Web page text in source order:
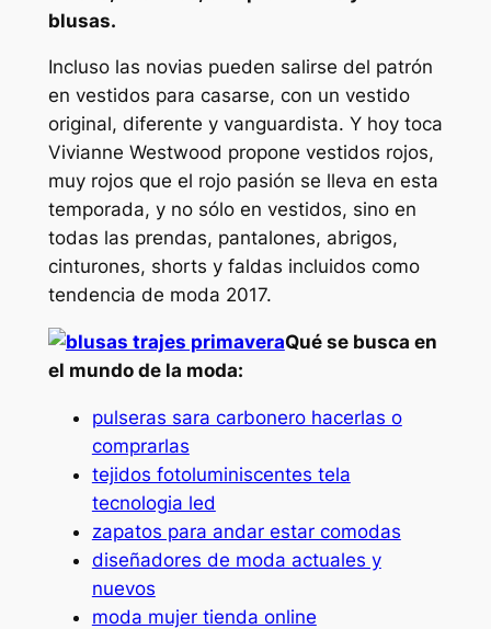
blusas.
Incluso las novias pueden salirse del patrón
en vestidos para casarse, con un vestido
original, diferente y vanguardista. Y hoy toca
Vivianne Westwood propone vestidos rojos,
muy rojos que el rojo pasión se lleva en esta
temporada, y no sólo en vestidos, sino en
todas las prendas, pantalones, abrigos,
cinturones, shorts y faldas incluidos como
tendencia de moda 2017.
Qué se busca en
el mundo de la moda:
pulseras sara carbonero hacerlas o
comprarlas
tejidos fotoluminiscentes tela
tecnologia led
zapatos para andar estar comodas
diseñadores de moda actuales y
nuevos
moda mujer tienda online